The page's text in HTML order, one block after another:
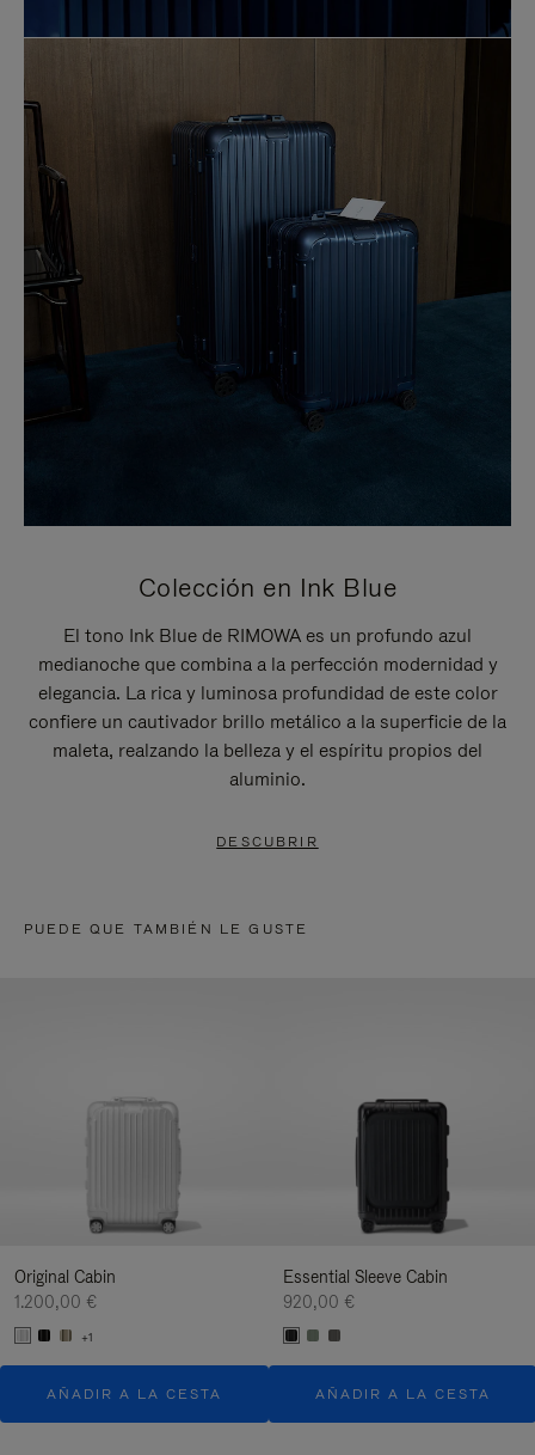
Colección en Ink Blue
El tono Ink Blue de RIMOWA es un profundo azul
medianoche que combina a la perfección modernidad y
elegancia. La rica y luminosa profundidad de este color
confiere un cautivador brillo metálico a la superficie de la
maleta, realzando la belleza y el espíritu propios del
aluminio.
DESCUBRIR
PUEDE QUE TAMBIÉN LE GUSTE
Original Cabin
1.200,00 €
+1
AÑADIR A LA CESTA
Essential Sleeve Cabin
920,00 €
AÑADIR A LA CESTA